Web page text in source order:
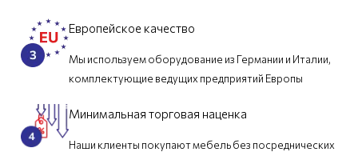
Европейское качество
Мы используем оборудование из Германии и Италии,
комплектующие ведущих предприятий Европы
Минимальная торговая наценка
Наши клиенты покупают мебель без посреднических